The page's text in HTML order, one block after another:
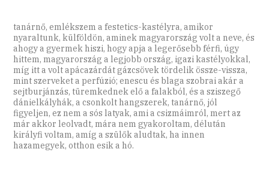
tanárnő, emlékszem a festetics-kastélyra, amikor
nyaraltunk, külföldön, aminek magyarország volt a neve, és
ahogy a gyermek hiszi, hogy apja a legerősebb férfi, úgy
hittem, magyarország a legjobb ország, igazi kastélyokkal,
míg itt a volt apácazárdát gázcsövek tördelik össze-vissza,
mint szerveket a perfúzió; enescu és blaga szobrai akár a
sejtburjánzás, türemkednek elő a falakból, és a sziszegő
dánielkályhák, a csonkolt hangszerek, tanárnő, jól
figyeljen, ez nem a sós latyak, ami a csizmáimról, mert az
már akkor leolvadt, mára nem gyakoroltam, délután
királyfi voltam, amíg a szülők aludtak, ha innen
hazamegyek, otthon esik a hó.